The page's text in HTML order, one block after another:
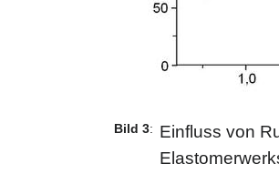
Bild 3: Einfluss von